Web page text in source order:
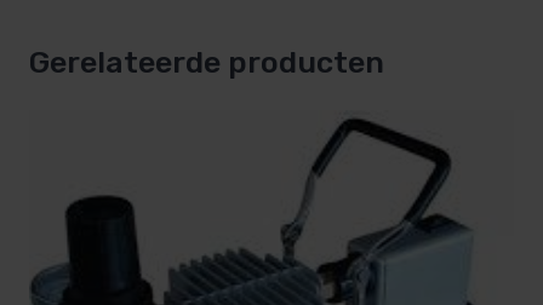
Gerelateerde producten